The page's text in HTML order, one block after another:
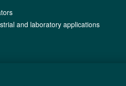
and laboratory applications